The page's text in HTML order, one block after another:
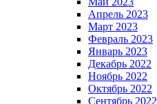
Апрель 2023
Март 2023
Февраль 2023
Январь 2023
Декабрь 2022
Ноябрь 2022
Октябрь 2022
Сентябрь 2022